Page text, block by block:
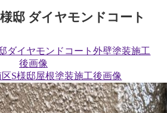
邸 ダイヤモンドコート